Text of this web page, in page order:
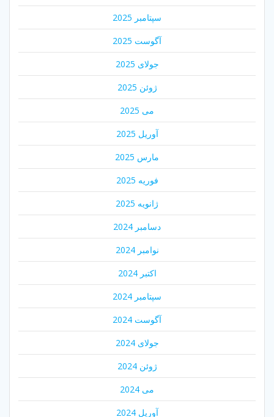
سپتامبر 2025
آگوست 2025
جولای 2025
ژوئن 2025
می 2025
آوریل 2025
مارس 2025
فوریه 2025
ژانویه 2025
دسامبر 2024
نوامبر 2024
اکتبر 2024
سپتامبر 2024
آگوست 2024
جولای 2024
ژوئن 2024
می 2024
آوریل 2024